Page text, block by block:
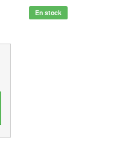
En stock